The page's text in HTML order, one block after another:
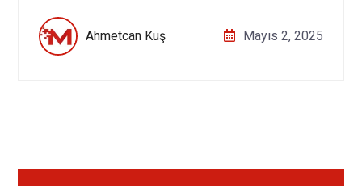
Ahmetcan Kuş Mayıs 2, 2025